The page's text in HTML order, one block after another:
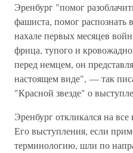
Эренбург "помог
фашиста, помог распознать
нахале первых месяцев
фрица, тупого и
перед немцем, он
настоящем виде", — так
"Красной звезде" о
Эренбург откликался на
Его выступления, если
терминологию, шли по